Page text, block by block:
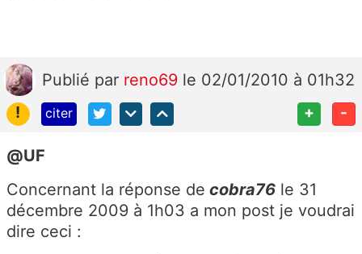
Publié par reno69 le 02/01/2010 à 01h32
!
citer + -
@UF
Concernant la réponse de cobra76 le 31
décembre 2009 à 1h03 a mon post je voudrai
dire ceci :